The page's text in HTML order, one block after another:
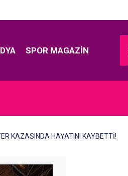
SPOR MAGAZIN
KAZASINDA HAYATINI KAYBETTİ!